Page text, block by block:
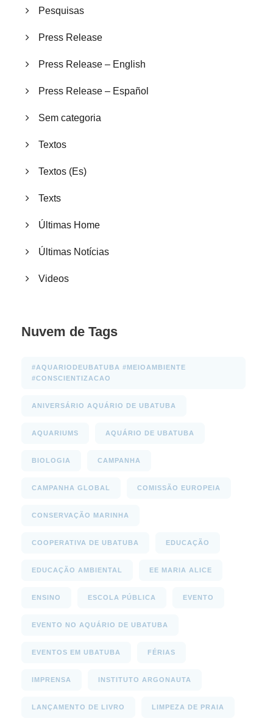
Pesquisas
Press Release
Press Release – English
Press Release – Español
Sem categoria
Textos
Textos (Es)
Texts
Últimas Home
Últimas Notícias
Videos
Nuvem de Tags
#AQUARIODEUBATUBA #MEIOAMBIENTE
#CONSCIENTIZACAO
ANIVERSÁRIO AQUÁRIO DE UBATUBA
AQUARIUMS AQUÁRIO DE UBATUBA
BIOLOGIA CAMPANHA
CAMPANHA GLOBAL COMISSÃO EUROPEIA
CONSERVAÇÃO MARINHA
COOPERATIVA DE UBATUBA EDUCAÇÃO
EDUCAÇÃO AMBIENTAL EE MARIA ALICE
ENSINO ESCOLA PÚBLICA EVENTO
EVENTO NO AQUÁRIO DE UBATUBA
EVENTOS EM UBATUBA FÉRIAS
IMPRENSA INSTITUTO ARGONAUTA
LANÇAMENTO DE LIVRO LIMPEZA DE PRAIA